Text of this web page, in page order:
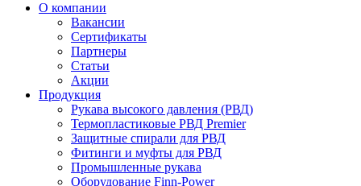
О компании
Вакансии
Сертификаты
Партнеры
Статьи
Акции
Продукция
Рукава высокого давления (РВД)
Термопластиковые РВД Premier
Защитные спирали для РВД
Фитинги и муфты для РВД
Промышленные рукава
Оборудование Finn-Power